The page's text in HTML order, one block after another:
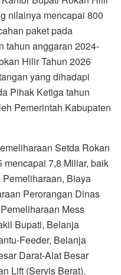
nilainya mencapai 800
paket pada
tahun anggaran 2024-
Hilir Tahun 2026
yang dihadapi
Pihak Ketiga tahun
Pemerintah Kabupaten
Setda Rokan
mencapai 7,8 Miliar, baik
Biaya
Perorangan Dinas
Mess
Bupati, Belanja
Feeder, Belanja
Darat-Alat Besar
Lift (Servis Berat).